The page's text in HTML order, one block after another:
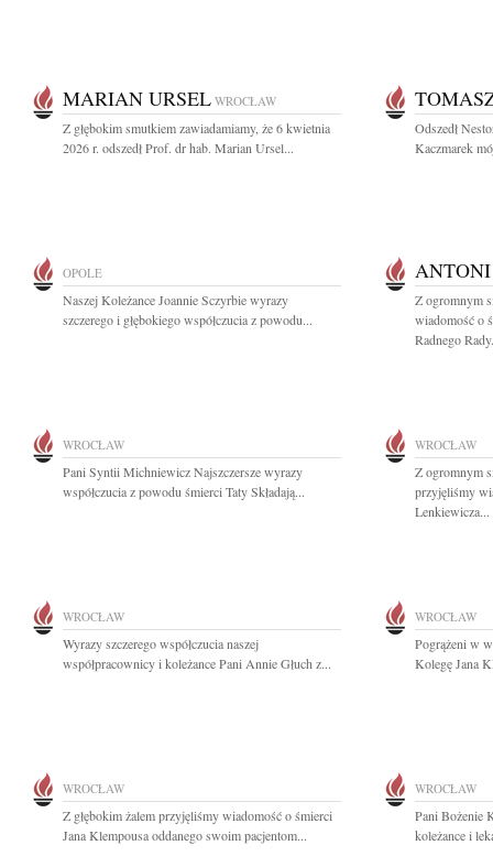
MARIAN URSEL WROCŁAW
Z głębokim smutkiem zawiadamiamy, że 6 kwietnia
2026 r. odszedł Prof. dr hab. Marian Ursel...
Odszedł
Kaczmarek
OPOLE
Naszej Koleżance Joannie Sczyrbie wyrazy
szczerego i głębokiego współczucia z powodu...
Z ogromnym
wiadomość o
Radnego
WROCŁAW
Pani Syntii Michniewicz Najszczersze wyrazy
współczucia z powodu śmierci Taty Składają...
WROCŁAW
Z ogromnym
przyjęliśmy
Lenkiewicza...
WROCŁAW
Wyrazy szczerego współczucia naszej
współpracownicy i koleżance Pani Annie Głuch z...
WROCŁAW
Pogrążeni w
Kolegę Jana
WROCŁAW
Z głębokim żalem przyjęliśmy wiadomość o śmierci
Jana Klempousa oddanego swoim pacjentom...
WROCŁAW
Pani Bożenie
koleżance i